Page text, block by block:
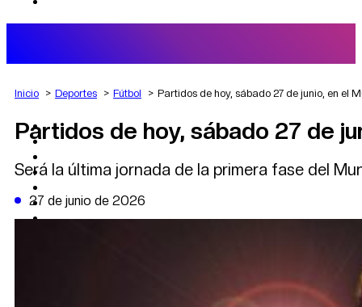
AGRO
DEPORTES
POLÍTICA
DATA FIRME
DE LA TRIBUNA TV
Inicio Deportes Fútbol Partidos de hoy, sábado 27 de junio, en el
Partidos de hoy, sábado 27 de
Será la última jornada de la primera fase del
27 de junio de 2026